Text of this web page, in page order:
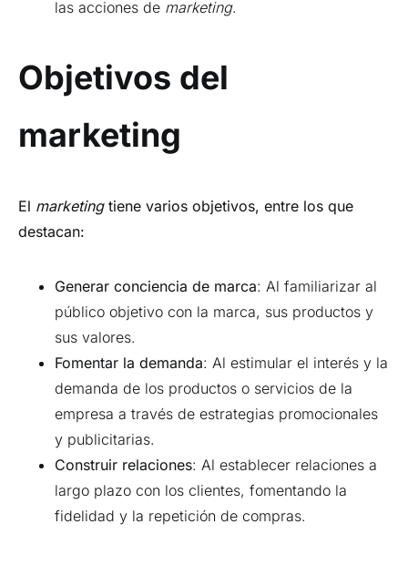
las acciones de marketing.
Objetivos del
marketing
El marketing tiene varios objetivos, entre los que
destacan:
Generar conciencia de marca: Al familiarizar al
público objetivo con la marca, sus productos y
sus valores.
Fomentar la demanda: Al estimular el interés y la
demanda de los productos o servicios de la
empresa a través de estrategias promocionales
y publicitarias.
Construir relaciones: Al establecer relaciones a
largo plazo con los clientes, fomentando la
fidelidad y la repetición de compras.